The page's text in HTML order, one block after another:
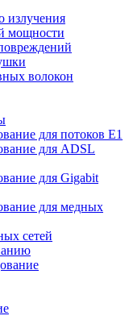
излучения
мощности
волокон
для потоков Е1
для ADSL
для Gigabit
для медных
сетей